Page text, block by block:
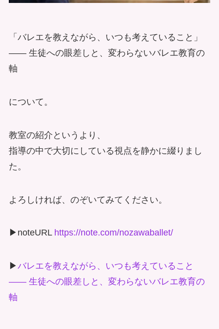
「バレエを教えながら、いつも考えていること」
―― 生徒への眼差しと、変わらないバレエ教育の
軸
について。
教室の紹介というより、
指導の中で大切にしている視点を静かに綴りまし
た。
よろしければ、のぞいてみてください。
▶︎noteURL https://note.com/nozawaballet/
▶︎バレエを教えながら、いつも考えていること
―― 生徒への眼差しと、変わらないバレエ教育の
軸